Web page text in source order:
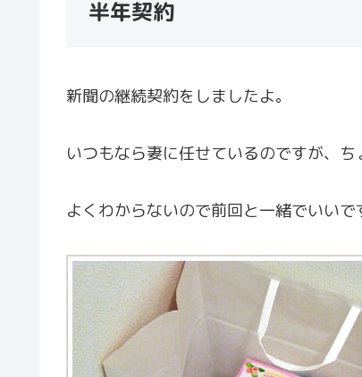
半年契約
新聞の継続契約をしましたよ。
いつもなら妻に任せているのですが、
よくわからないので前回と一緒でいい